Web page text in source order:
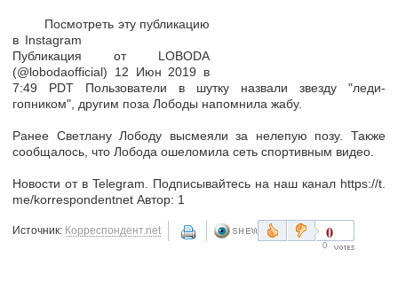
Посмотреть эту публикацию
в Instagram
Публикация от LOBODA
(@lobodaofficial) 12 Июн 2019 в
7:49 PDT Пользователи в шутку назвали звезду "леди-
гопником", другим поза Лободы напомнила жабу.
Ранее Светлану Лободу высмеяли за нелепую позу. Также
сообщалось, что Лобода ошеломила сеть спортивным видео.
Новости от в Telegram. Подписывайтесь на наш канал https://t.
me/korrespondentnet Автор: 1
Источник: Корреспондент.net 0
0